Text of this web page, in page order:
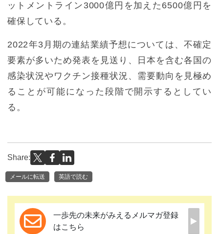
ットメントライン3000億円を加えた6500億円を
確保している。
2022年3月期の連結業績予想については、不確定
要素が多いため発表を見送り、日本を含む各国の
感染状況やワクチン接種状況、需要動向を見極め
ることが可能になった段階で開示するとしてい
る。
Share:
メールに転送 英語で読む
一歩先の未来がみえるメルマガ登録
はこちら